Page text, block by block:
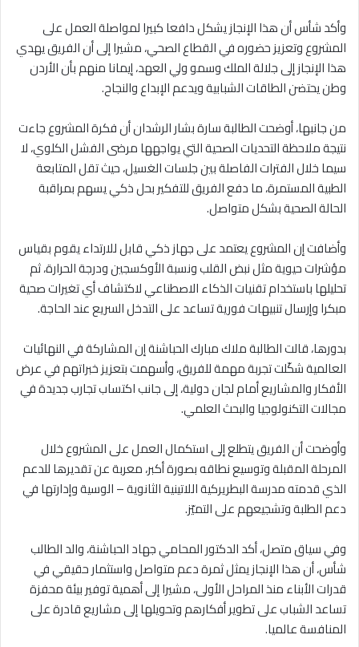
وأكد شأس أن هذا الإنجاز يشكل دافعا كبيرا لمواصلة العمل على
المشروع وتعزيز حضوره في القطاع الصحي، مشيرا إلى أن الفريق يهدي
هذا الإنجاز إلى جلالة الملك وسمو ولي العهد، إيمانا منهم بأن الأردن
وطن يحتضن الطاقات الشبابية ويدعم الإبداع والنجاح.
من جانبها، أوضحت الطالبة سارة بشار الرشدان أن فكرة المشروع جاءت
نتيجة ملاحظة التحديات الصحية التي يواجهها مرضى الفشل الكلوي، لا
سيما خلال الفترات الفاصلة بين جلسات الغسيل، حيث تقل المتابعة
الطبية المستمرة، ما دفع الفريق للتفكير بحل ذكي يسهم بمراقبة
الحالة الصحية بشكل متواصل.
وأضافت إن المشروع يعتمد على جهاز ذكي قابل للارتداء يقوم بقياس
مؤشرات حيوية مثل نبض القلب ونسبة الأوكسجين ودرجة الحرارة، ثم
تحليلها باستخدام تقنيات الذكاء الاصطناعي لاكتشاف أي تغيرات صحية
مبكرا وإرسال تنبيهات فورية تساعد على التدخل السريع عند الحاجة.
بدورها، قالت الطالبة ملاك مبارك الحباشنة إن المشاركة في النهائيات
العالمية شكّلت تجربة مهمة للفريق، وأسهمت بتعزيز خبراتهم في عرض
الأفكار والمشاريع أمام لجان دولية، إلى جانب اكتساب تجارب جديدة في
مجالات التكنولوجيا والبحث العلمي.
وأوضحت أن الفريق يتطلع إلى استكمال العمل على المشروع خلال
المرحلة المقبلة وتوسيع نطاقه بصورة أكبر، معربة عن تقديرها للدعم
الذي قدمته مدرسة البطريركية اللاتينية الثانوية – الوسية وإدارتها في
دعم الطلبة وتشجيعهم على التميّز.
وفي سياق متصل، أكد الدكتور المحامي جهاد الحباشنة، والد الطالب
شأس، أن هذا الإنجاز يمثل ثمرة دعم متواصل واستثمار حقيقي في
قدرات الأبناء منذ المراحل الأولى، مشيرا إلى أهمية توفير بيئة محفزة
تساعد الشباب على تطوير أفكارهم وتحويلها إلى مشاريع قادرة على
المنافسة عالميا.